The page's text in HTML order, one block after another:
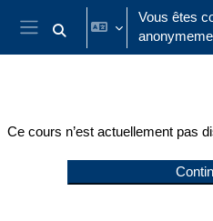
Passer au contenu principal
Panneau latéral
Activer/désactiver la saisie
Vous êtes
Ce cours n’est actuellement pas